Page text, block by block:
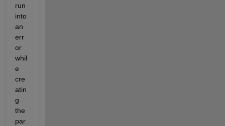
run
into
an
err
or
whil
e
cre
atin
g
the
par